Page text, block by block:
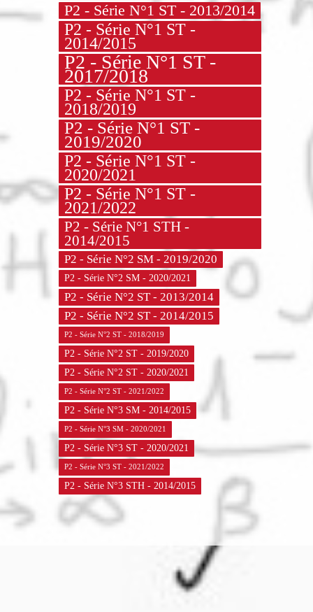
P2 - Série N°1 ST - 2013/2014
P2 - Série N°1 ST -
2014/2015
P2 - Série N°1 ST -
2017/2018
P2 - Série N°1 ST -
2018/2019
P2 - Série N°1 ST -
2019/2020
P2 - Série N°1 ST -
2020/2021
P2 - Série N°1 ST -
2021/2022
P2 - Série N°1 STH -
2014/2015
P2 - Série N°2 SM - 2019/2020
P2 - Série N°2 SM - 2020/2021
P2 - Série N°2 ST - 2013/2014
P2 - Série N°2 ST - 2014/2015
P2 - Série N°2 ST - 2018/2019
P2 - Série N°2 ST - 2019/2020
P2 - Série N°2 ST - 2020/2021
P2 - Série N°2 ST - 2021/2022
P2 - Série N°3 SM - 2014/2015
P2 - Série N°3 SM - 2020/2021
P2 - Série N°3 ST - 2020/2021
P2 - Série N°3 ST - 2021/2022
P2 - Série N°3 STH - 2014/2015